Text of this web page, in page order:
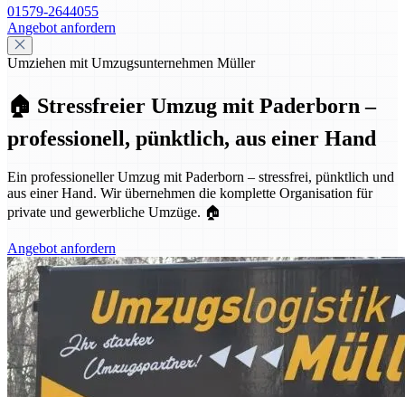
01579-2644055
Angebot anfordern
Umziehen mit Umzugsunternehmen Müller
🏠 Stressfreier Umzug mit Paderborn –
professionell, pünktlich, aus einer Hand
Ein professioneller Umzug mit Paderborn – stressfrei, pünktlich und
aus einer Hand. Wir übernehmen die komplette Organisation für
private und gewerbliche Umzüge. 🏠
Angebot anfordern